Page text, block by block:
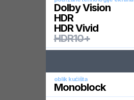
Dolby Vision
HDR
HDR Vivid
HDR10+
oblik kućišta
Monoblock